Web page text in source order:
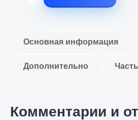
Основная информация
Дополнительно
Комментарии и